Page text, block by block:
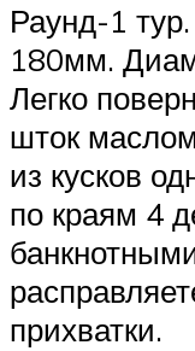
Раунд-1
180мм.
Легко
шток
из кусков
по краям 4
прихватки.